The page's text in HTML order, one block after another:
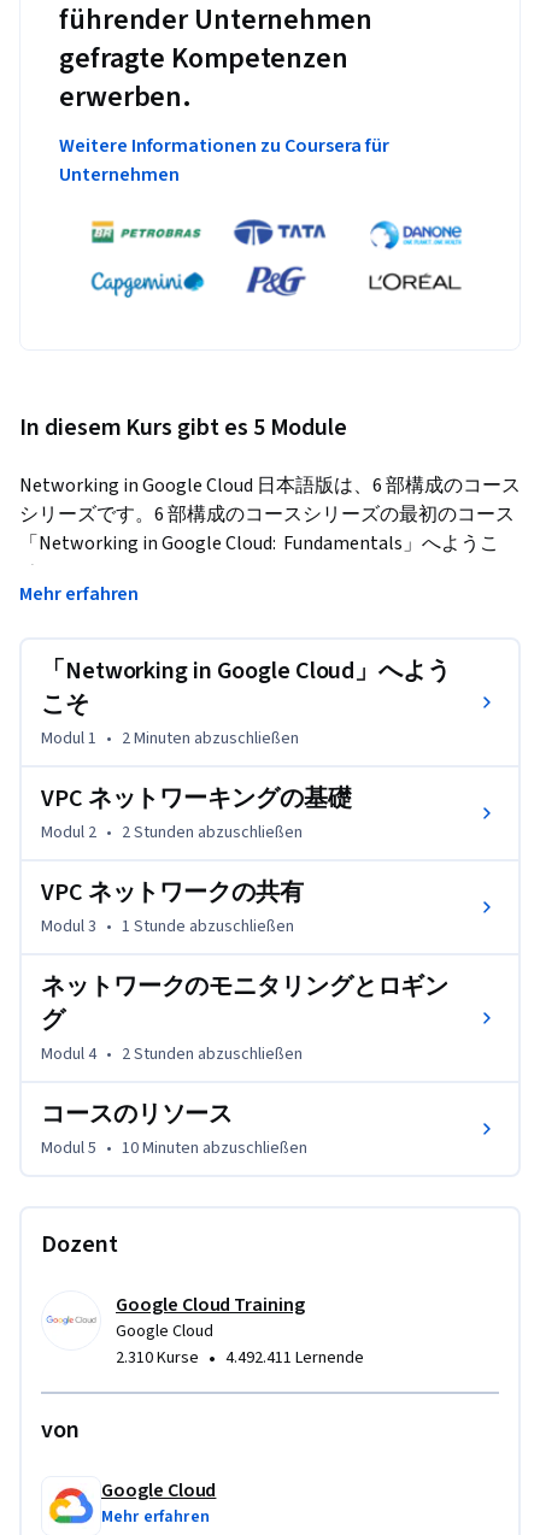
führender Unternehmen
gefragte Kompetenzen
erwerben.
Weitere Informationen zu Coursera für
Unternehmen
In diesem Kurs gibt es 5 Module
Networking in Google Cloud 日本語版は、6 部構成のコース
シリーズです。6 部構成のコースシリーズの最初のコース
「Networking in Google Cloud:  Fundamentals」へようこ
そ。
ットワーキングの主なコンセプトに関する包括的な概要を
説明します。また、ネットワークのロギング手法とモニタ
リング手法についても説明します。
Mehr erfahren
「Networking in Google Cloud」へよう
こそ
Modul 1 • 2 Minuten abzuschließen
VPC ネットワーキングの基礎
Modul 2 • 2 Stunden abzuschließen
VPC ネットワークの共有
Modul 3 • 1 Stunde abzuschließen
ネットワークのモニタリングとロギン
グ
Modul 4 • 2 Stunden abzuschließen
コースのリソース
Modul 5 • 10 Minuten abzuschließen
Dozent
Google Cloud Training
Google Cloud
2.310 Kurse • 4.492.411 Lernende
von
Google Cloud
Mehr erfahren